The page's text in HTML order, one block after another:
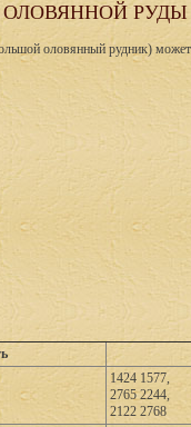
РУДЫ
оловянный рудник)
1424 1577,
2765 2244,
2122 2768